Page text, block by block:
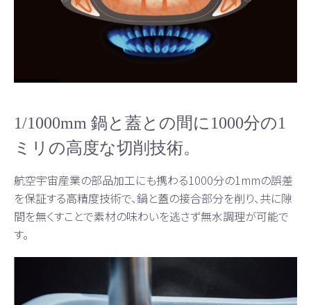
1/1000mm 鍋と蓋との間に1000分の1
ミリの高度な切削技術。
航空宇宙産業の部品加工にも携わる1000分の1mmの誤差
を保証する高精度技術で、鍋と蓋の接合部分を削り、共に隙
間を無くすことで素材の味わいを逃さず無水調理が可能で
す。